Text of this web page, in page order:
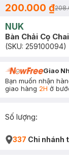
200.000 ₫
NUK
Bàn Chải Cọ
(SKU: 259100094)
Giao
Bạn muốn nhận
giao hàng 2H ở
Số lượng:
337 Chi nhánh